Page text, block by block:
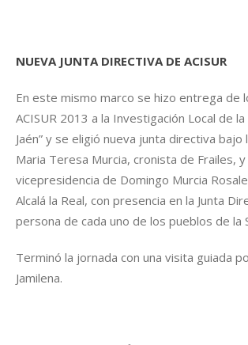
NUEVA JUNTA DIRECTIVA DE ACISUR
En este mismo marco se hizo entrega de
ACISUR 2013 a la Investigación Local de
Jaén” y se eligió nueva junta directiva bajo
Maria Teresa Murcia, cronista de Frailes, y
vicepresidencia de Domingo Murcia
Alcalá la Real, con presencia en la Junta
persona de cada uno de los pueblos de la
Terminó la jornada con una visita guiada
Jamilena.